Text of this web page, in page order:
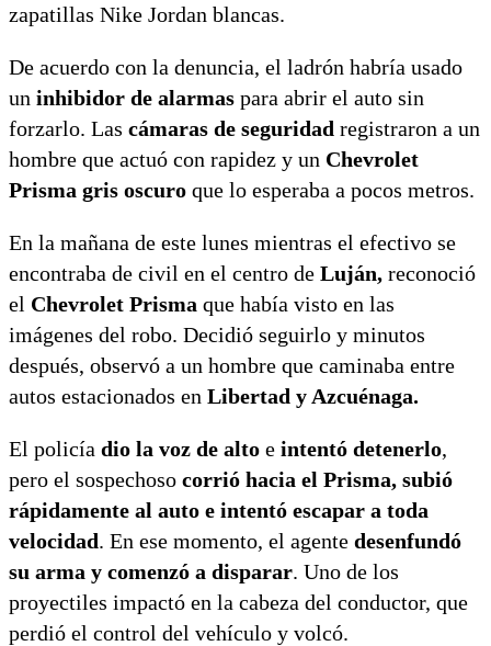
zapatillas Nike Jordan blancas.
De acuerdo con la denuncia, el ladrón habría usado
un inhibidor de alarmas para abrir el auto sin
forzarlo. Las cámaras de seguridad registraron a un
hombre que actuó con rapidez y un Chevrolet
Prisma gris oscuro que lo esperaba a pocos metros.
En la mañana de este lunes mientras el efectivo se
encontraba de civil en el centro de Luján, reconoció
el Chevrolet Prisma que había visto en las
imágenes del robo. Decidió seguirlo y minutos
después, observó a un hombre que caminaba entre
autos estacionados en Libertad y Azcuénaga.
El policía dio la voz de alto e intentó detenerlo,
pero el sospechoso corrió hacia el Prisma, subió
rápidamente al auto e intentó escapar a toda
velocidad. En ese momento, el agente desenfundó
su arma y comenzó a disparar. Uno de los
proyectiles impactó en la cabeza del conductor, que
perdió el control del vehículo y volcó.